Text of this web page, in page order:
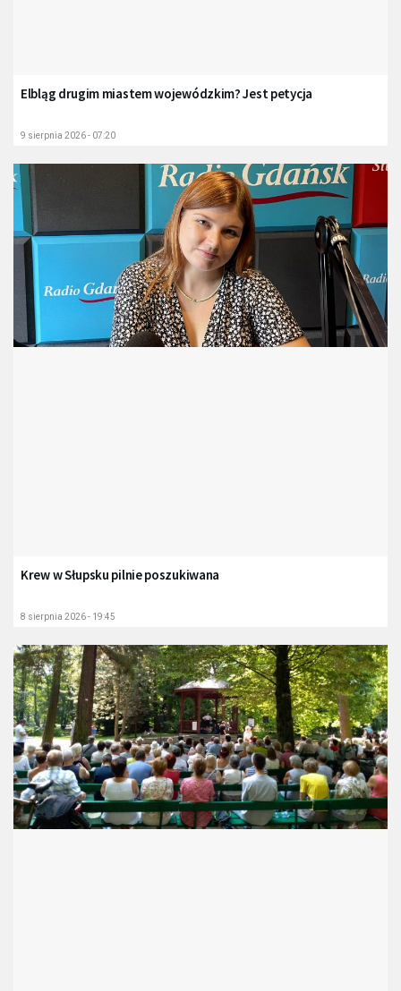
Elbląg drugim miastem wojewódzkim? Jest petycja
9 sierpnia 2026 - 07:20
Krew w Słupsku pilnie poszukiwana
8 sierpnia 2026 - 19:45